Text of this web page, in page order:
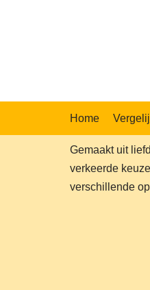
Home
Gemaakt uit
verkeerde
verschillende